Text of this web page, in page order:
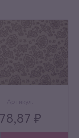
78,87 ₽